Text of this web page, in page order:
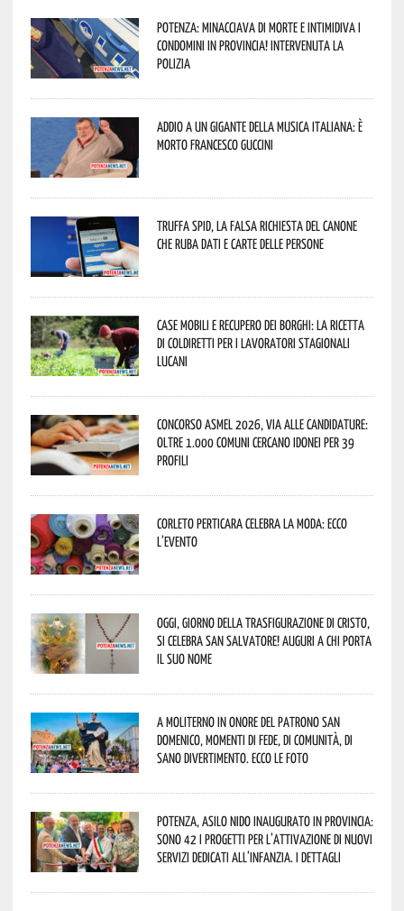
Potenza: minacciava di morte e intimidiva i
condomini in provincia! Intervenuta la
Polizia
Addio a un gigante della musica italiana: è
morto Francesco Guccini
Truffa Spid, la falsa richiesta del canone
che ruba dati e carte delle persone
Case mobili e recupero dei borghi: la ricetta
di Coldiretti per i lavoratori stagionali
lucani
Concorso Asmel 2026, via alle candidature:
oltre 1.000 Comuni cercano idonei per 39
profili
Corleto Perticara celebra la moda: ecco
l’evento
Oggi, giorno della Trasfigurazione di Cristo,
si celebra San Salvatore! Auguri a chi porta
il suo nome
A Moliterno in onore del Patrono San
Domenico, momenti di fede, di comunità, di
sano divertimento. Ecco le foto
Potenza, asilo nido inaugurato in provincia:
sono 42 i progetti per l’attivazione di nuovi
servizi dedicati all’infanzia. I dettagli